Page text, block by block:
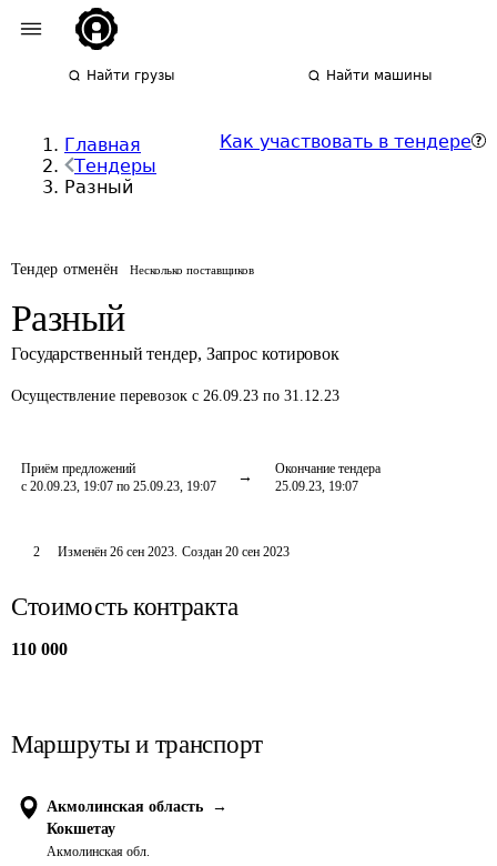
Найти грузы Найти машины
Главная
Тендеры
Разный
Как участвовать в тендере
Тендер отменён Несколько поставщиков
Разный
Государственный тендер, Запрос котировок
Осуществление перевозок с 26.09.23 по 31.12.23
Приём предложений
с 20.09.23, 19:07 по 25.09.23, 19:07
Окончание тендера
25.09.23, 19:07
2 Изменён 26 сен 2023. Создан 20 сен 2023
Стоимость контракта
110 000
Маршруты и транспорт
Акмолинская область
→
Кокшетау
Акмолинская обл.